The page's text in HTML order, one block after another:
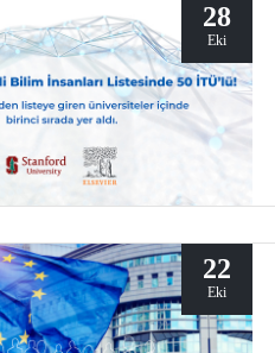
28
Eki
22
Eki